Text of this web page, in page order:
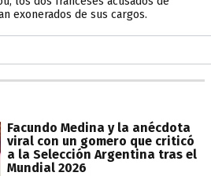
exonerados de sus cargos.
Facundo Medina y la anécdota
viral con un gomero que criticó
a la Selección Argentina tras el
Mundial 2026